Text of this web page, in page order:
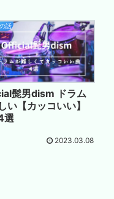
話
髭男dism ドラム
い【カッコいい】
2023.03.08